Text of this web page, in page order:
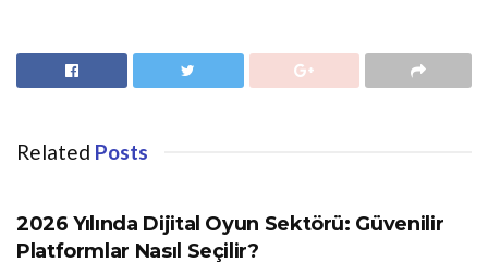
Related Posts
2026 Yılında Dijital Oyun Sektörü: Güvenilir
Platformlar Nasıl Seçilir?